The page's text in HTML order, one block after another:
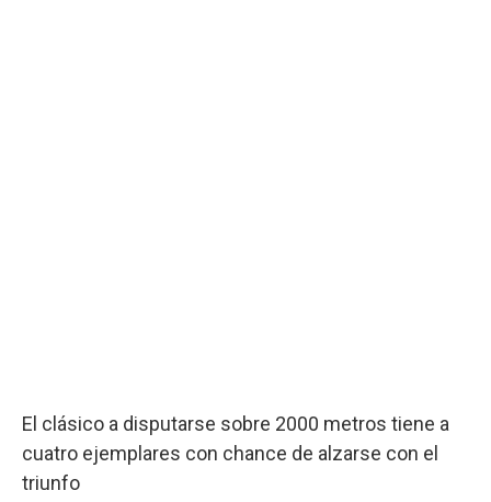
El clásico a disputarse sobre 2000 metros tiene a
cuatro ejemplares con chance de alzarse con el
triunfo